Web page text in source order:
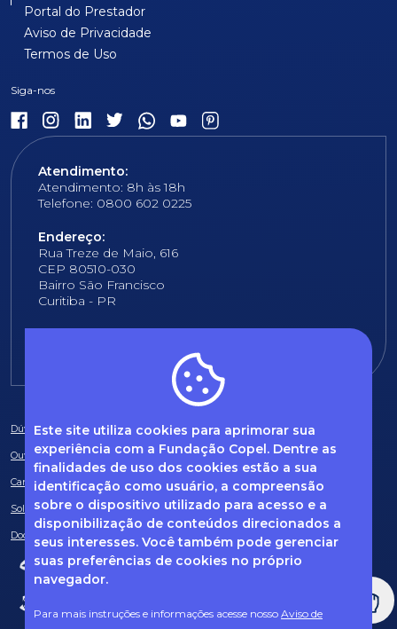
Este site utiliza cookies para aprimorar sua
experiência com a Fundação Copel. Dentre as
finalidades de uso dos cookies estão a sua
identificação como usuário, a compreensão
sobre o dispositivo utilizado para acesso e a
disponibilização de conteúdos direcionados a
seus interesses. Você também pode gerenciar
suas preferências de cookies no próprio
navegador.
Para mais instruções e informações acesse nosso Aviso de
Portal do Prestador
Aviso de Privacidade
Termos de Uso
Atendimento:
Atendimento: 8h às 18h
Telefone: 0800 602 0225
Endereço:
Rua Treze de Maio, 616
CEP 80510-030
Bairro São Francisco
Curitiba - PR
Dúvidas frequentes
Ouvidoria
Canal de Denúncias
Solicitação de informações
Documentos obrigatórios